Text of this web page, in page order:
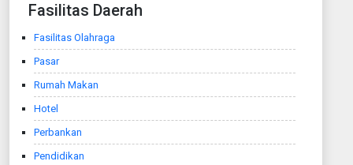
Fasilitas Daerah
Fasilitas Olahraga
Pasar
Rumah Makan
Hotel
Perbankan
Pendidikan